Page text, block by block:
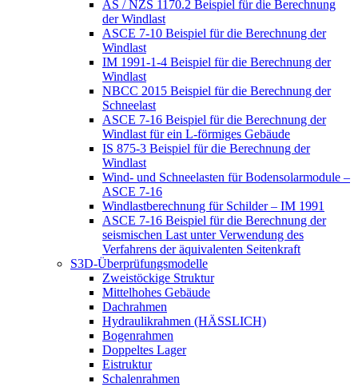
AS / NZS 1170.2 Beispiel für die Berechnung
der Windlast
ASCE 7-10 Beispiel für die Berechnung der
Windlast
IM 1991-1-4 Beispiel für die Berechnung der
Windlast
NBCC 2015 Beispiel für die Berechnung der
Schneelast
ASCE 7-16 Beispiel für die Berechnung der
Windlast für ein L-förmiges Gebäude
IS 875-3 Beispiel für die Berechnung der
Windlast
Wind- und Schneelasten für Bodensolarmodule –
ASCE 7-16
Windlastberechnung für Schilder – IM 1991
ASCE 7-16 Beispiel für die Berechnung der
seismischen Last unter Verwendung des
Verfahrens der äquivalenten Seitenkraft
S3D-Überprüfungsmodelle
Zweistöckige Struktur
Mittelhohes Gebäude
Dachrahmen
Hydraulikrahmen (HÄSSLICH)
Bogenrahmen
Doppeltes Lager
Eistruktur
Schalenrahmen